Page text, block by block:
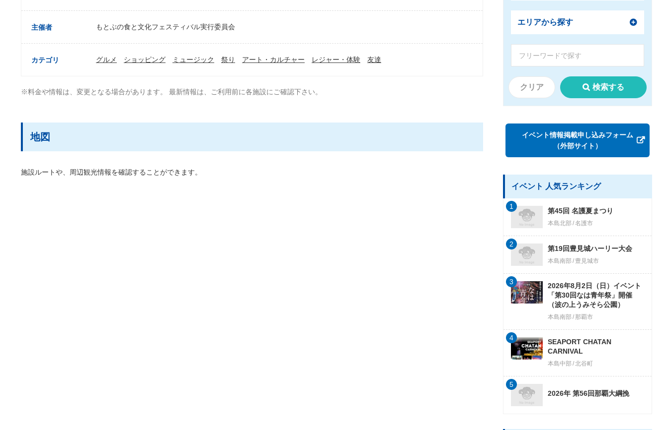
主催者 もとぶの食と文化フェスティバル実行委員会
カテゴリ グルメ ショッピング ミュージック 祭り アート・カルチャー レジャー・体験 友達
※料金や情報は、変更となる場合があります。 最新情報は、ご利用前に各施設にご確認下さい。
地図
施設ルートや、周辺観光情報を確認することができます。
エリアから探す
クリア 検索する
イベント情報掲載申し込みフォーム
（外部サイト）
イベント 人気ランキング
第45回 名護夏まつり
本島北部 名護市
1
第19回豊見城ハーリー大会
本島南部 豊見城市
2
2026年8月2日（日）イベント
「第30回なは青年祭」開催
（波の上うみそら公園）
本島南部 那覇市
3
SEAPORT CHATAN
CARNIVAL
本島中部 北谷町
4
2026年 第56回那覇大綱挽
5